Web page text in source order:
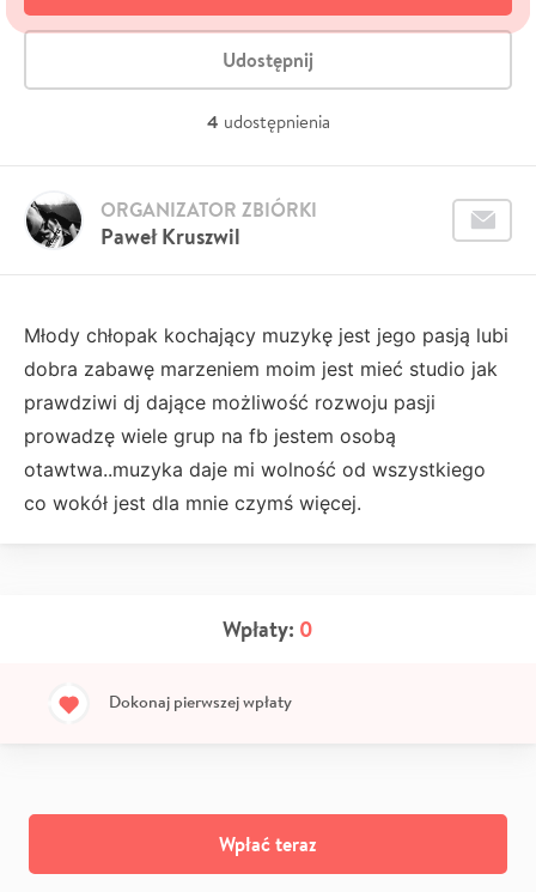
Udostępnij
4 udostępnienia
Paweł Kruszwil
ORGANIZATOR ZBIÓRKI
Młody chłopak kochający muzykę jest jego pasją lubi
dobra zabawę marzeniem moim jest mieć studio jak
prawdziwi dj dające możliwość rozwoju pasji
prowadzę wiele grup na fb jestem osobą
otawtwa..muzyka daje mi wolność od wszystkiego
co wokół jest dla mnie czymś więcej.
Wpłaty: 0
Dokonaj pierwszej wpłaty
Wpłać teraz